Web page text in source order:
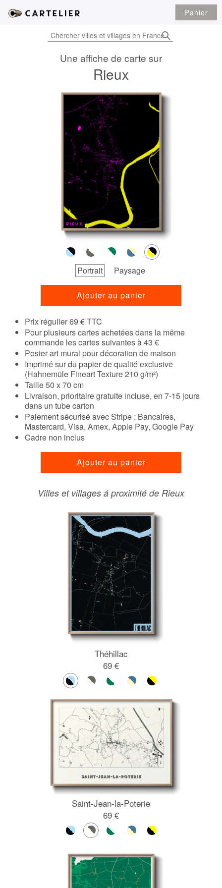
Panier
Une affiche de carte sur
Rieux
Ajouter au panier
Prix régulier 69 € TTC
Pour plusieurs cartes achetées dans la même
commande les cartes suivantes à 43 €
Poster art mural pour décoration de maison
Imprimé sur du papier de qualité exclusive
(Hahnemüle Fineart Texture 210 g/m²)
Taille 50 x 70 cm
Livraison, prioritaire gratuite incluse, en 7-15 jours
dans un tube carton
Paiement sécurisé avec Stripe : Bancaires,
Mastercard, Visa, Amex, Apple Pay, Google Pay
Cadre non inclus
Ajouter au panier
Portrait Paysage
Villes et villages á proximité de Rieux
Théhillac
69 €
Saint-Jean-la-Poterie
69 €